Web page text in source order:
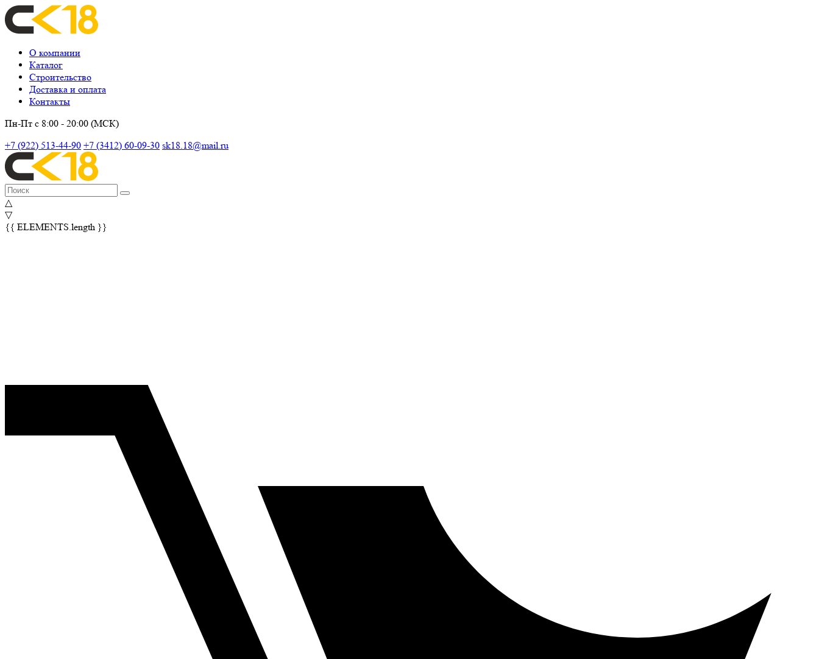
О компании
Каталог
Строительство
Доставка и оплата
Контакты
Пн-Пт с 8:00 - 20:00 (МСК)
+7 (922) 513-44-90 +7 (3412) 60-09-30 sk18.18@mail.ru
△
▽
{{ ELEMENTS.length }}